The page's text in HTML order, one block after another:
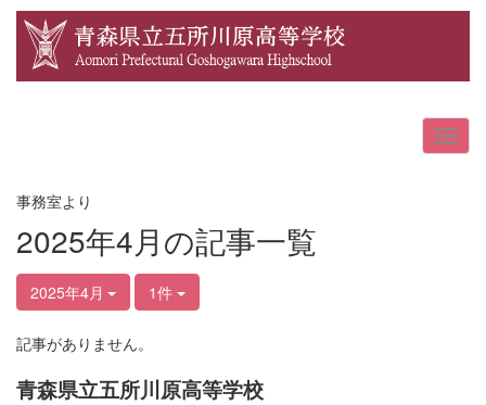
事務室より
2025年4月の記事一覧
2025年4月 1件
記事がありません。
青森県立五所川原高等学校